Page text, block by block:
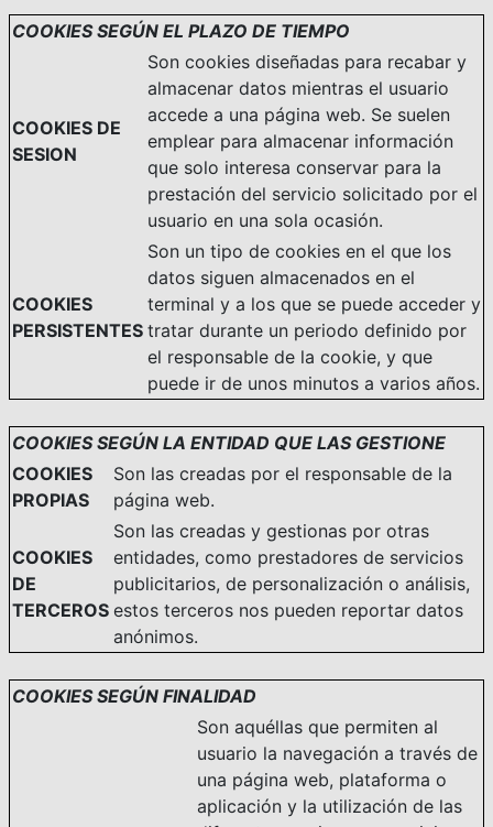
COOKIES SEGÚN EL PLAZO DE TIEMPO
COOKIES DE
SESION
Son cookies diseñadas para recabar y
almacenar datos mientras el usuario
accede a una página web. Se suelen
emplear para almacenar información
que solo interesa conservar para la
prestación del servicio solicitado por el
usuario en una sola ocasión.
COOKIES
PERSISTENTES
Son un tipo de cookies en el que los
datos siguen almacenados en el
terminal y a los que se puede acceder y
tratar durante un periodo definido por
el responsable de la cookie, y que
puede ir de unos minutos a varios años.
COOKIES SEGÚN LA ENTIDAD QUE LAS GESTIONE
COOKIES
PROPIAS
Son las creadas por el responsable de la
página web.
COOKIES
DE
TERCEROS
Son las creadas y gestionas por otras
entidades, como prestadores de servicios
publicitarios, de personalización o análisis,
estos terceros nos pueden reportar datos
anónimos.
COOKIES SEGÚN FINALIDAD
Son aquéllas que permiten al
usuario la navegación a través de
una página web, plataforma o
aplicación y la utilización de las